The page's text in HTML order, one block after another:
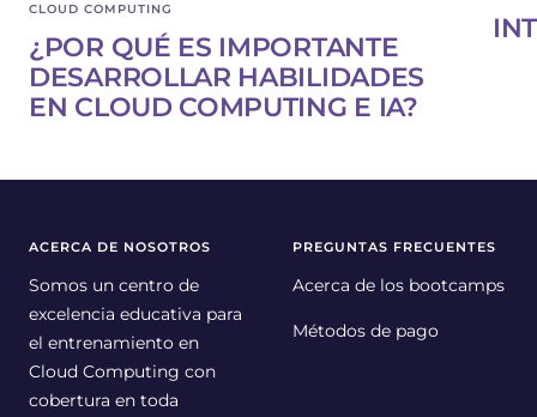
CLOUD COMPUTING
¿POR QUÉ ES IMPORTANTE
DESARROLLAR HABILIDADES
EN CLOUD COMPUTING E IA?
ACERCA DE NOSOTROS
Somos un centro de
excelencia educativa para
el entrenamiento en
Cloud Computing con
cobertura en toda
PREGUNTAS FRECUENTES
Acerca de los bootcamps
Métodos de pago